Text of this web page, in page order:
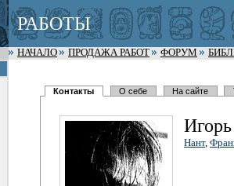
РАБОТЫ
НАЧАЛО ПРОДАЖА РАБОТ ФОРУМ
Контакты О себе На сайте
Игорь
Нант,